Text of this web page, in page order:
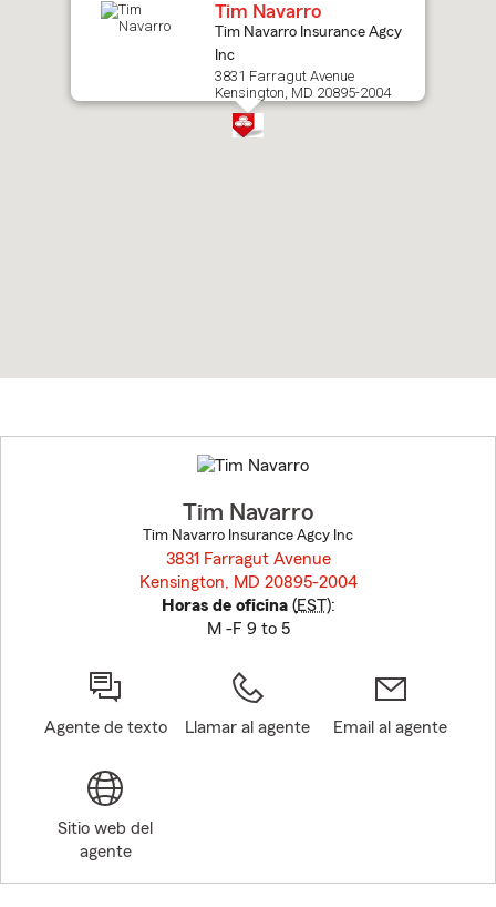
Tim Navarro
Tim Navarro Insurance Agcy
Inc
3831 Farragut Avenue
Kensington, MD 20895-2004
to
before
Tim Navarro
Tim Navarro Insurance Agcy Inc
3831 Farragut Avenue
Kensington, MD 20895-2004
Horas de oficina(EST):
M -F 9 to 5
Agente de texto Llamar al agente Email al agente
Sitio web del
agente